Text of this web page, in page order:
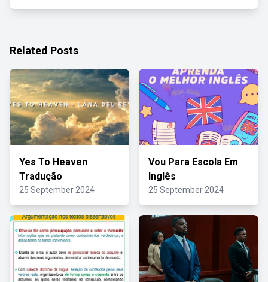
Related Posts
Yes To Heaven
Tradução
25 September 2024
Vou Para Escola Em
Inglês
25 September 2024